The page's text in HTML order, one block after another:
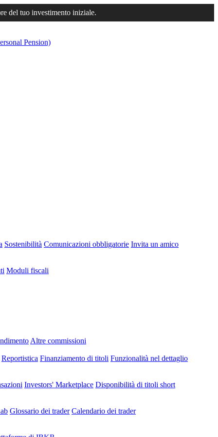
del tuo investimento iniziale.
Pension)
Sostenibilità Comunicazioni obbligatorie Invita un amico
Moduli fiscali
Altre commissioni
Reportistica Finanziamento di titoli Funzionalità nel dettaglio
Investors' Marketplace Disponibilità di titoli short
Glossario dei trader Calendario dei trader